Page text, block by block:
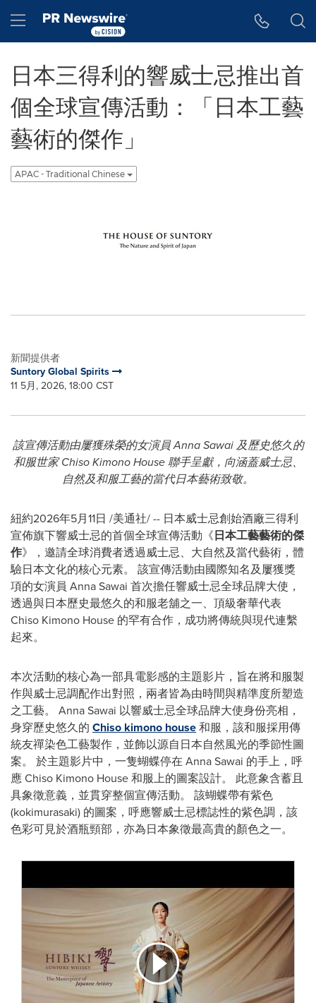
Hamburger menu
日本三得利的響威士忌推出首
個全球宣傳活動：「日本工藝
藝術的傑作」
APAC - Traditional Chinese
新聞提供者
Suntory Global Spirits
11 5月, 2026, 18:00 CST
該宣傳活動由屢獲殊榮的女演員 Anna Sawai 及歷史悠久的
和服世家 Chiso Kimono House 聯手呈獻，向涵蓋威士忌、
自然及和服工藝的當代日本藝術致敬。
紐約2026年5月11日 /美通社/ -- 日本威士忌創始酒廠三得利
宣佈旗下響威士忌的首個全球宣傳活動《日本工藝藝術的傑
作》，邀請全球消費者透過威士忌、大自然及當代藝術，體
驗日本文化的核心元素。 該宣傳活動由國際知名及屢獲獎
項的女演員 Anna Sawai 首次擔任響威士忌全球品牌大使，
透過與日本歷史最悠久的和服老舖之一、頂級奢華代表
Chiso Kimono House 的罕有合作，成功將傳統與現代連繫
起來。
本次活動的核心為一部具電影感的主題影片，旨在將和服製
作與威士忌調配作出對照，兩者皆為由時間與精準度所塑造
之工藝。 Anna Sawai 以響威士忌全球品牌大使身份亮相，
身穿歷史悠久的 Chiso kimono house和服，該和服採用傳
統友禪染色工藝製作，並飾以源自日本自然風光的季節性圖
案。 於主題影片中，一隻蝴蝶停在 Anna Sawai 的手上，呼
應 Chiso Kimono House 和服上的圖案設計。 此意象含蓄且
具象徵意義，並貫穿整個宣傳活動。 該蝴蝶帶有紫色
(kokimurasaki) 的圖案，呼應響威士忌標誌性的紫色調，該
色彩可見於酒瓶頸部，亦為日本象徵最高貴的顏色之一。